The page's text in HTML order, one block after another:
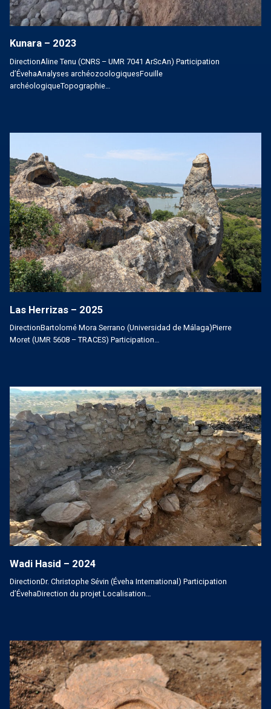
Kunara – 2023
DirectionAline Tenu (CNRS – UMR 7041 ArScAn) Participation
d’ÉvehaAnalyses archéozoologiquesFouille
archéologiqueTopographie…
Las Herrizas – 2025
DirectionBartolomé Mora Serrano (Universidad de Málaga)Pierre
Moret (UMR 5608 – TRACES) Participation…
Wadi Hasid – 2024
DirectionDr. Christophe Sévin (Éveha International) Participation
d’ÉvehaDirection du projet Localisation…